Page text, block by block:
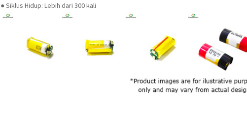
● Siklus Hidup: Lebih dari 300 kali